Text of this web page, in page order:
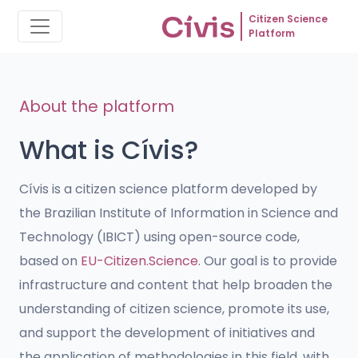
Citizen Science
Platform
About the platform
What is Cívis?
Cívis is a citizen science platform developed by
the Brazilian Institute of Information in Science and
Technology (IBICT) using open-source code,
based on EU-Citizen.Science. Our goal is to provide
infrastructure and content that help broaden the
understanding of citizen science, promote its use,
and support the development of initiatives and